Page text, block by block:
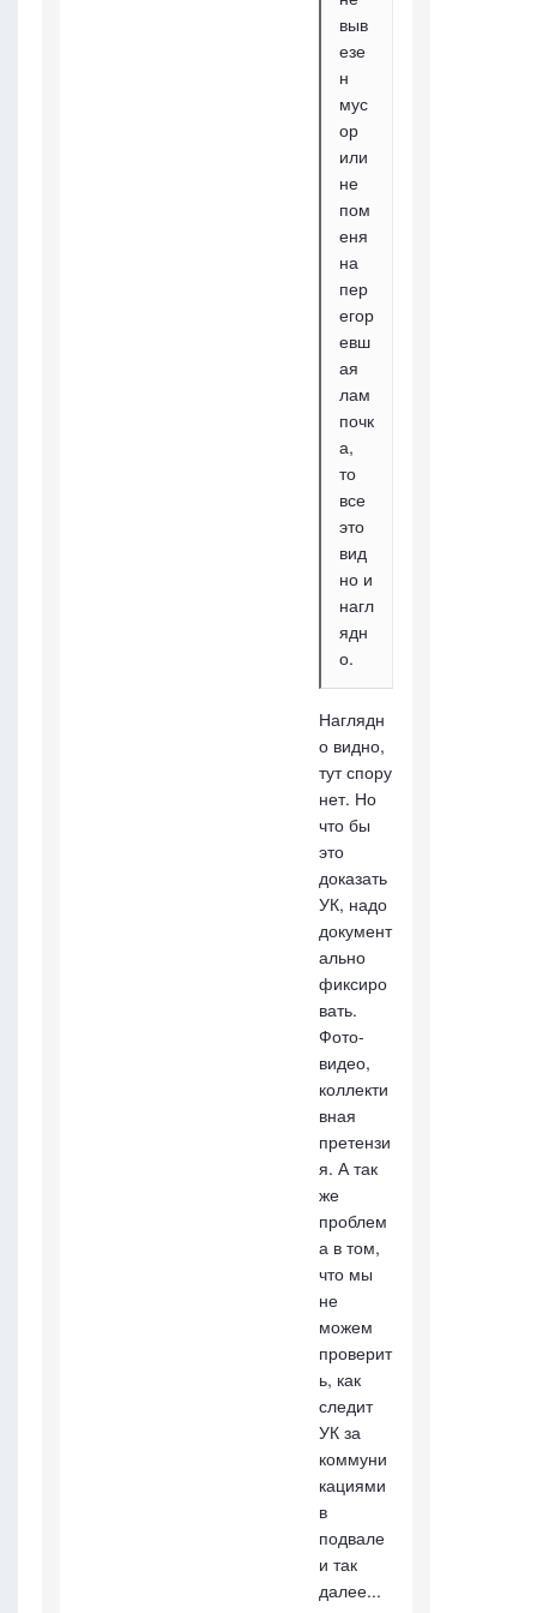
выв
езе
н
мус
ор
или
не
пом
еня
на
пер
егор
евш
ая
лам
почк
а,
то
все
это
вид
но и
нагл
ядн
о.
Наглядн
о видно,
тут спору
нет. Но
что бы
это
доказать
УК, надо
документ
ально
фиксиро
вать.
Фото-
видео,
коллекти
вная
претензи
я. А так
же
проблем
а в том,
что мы
не
можем
проверит
ь, как
следит
УК за
коммуни
кациями
в
подвале
и так
далее...